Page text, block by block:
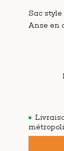
Sac
Anse en